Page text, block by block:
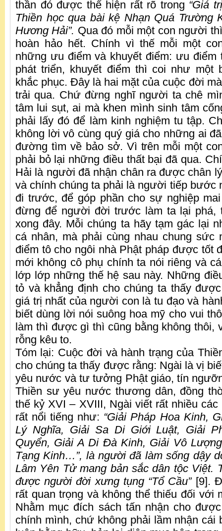
thần đó được thể hiện rất rõ trong “Giá
Thiền học qua bài kệ Nhạn Quá Trường
Hương Hải”. Qua đó mỗi một con người
hoàn hảo hết. Chính vì thế mỗi một
những ưu điểm và khuyết điểm: ưu điểm
phát triển, khuyết điểm thì coi như một
khắc phục. Đây là hai mặt của cuộc đời
trải qua. Chứ đừng nghĩ người ta chê
tâm lui sụt, ai mà khen mình sinh tâm
phải lấy đó để làm kinh nghiệm tu tập.
không lời vô cùng quý giá cho những ai
đường tìm về bảo sở. Vì trên mỗi một
phải bỏ lại những điều thất bại đã qua.
Hải là người đã nhận chân ra được chân
và chính chúng ta phải là người tiếp bước
đi trước, để góp phần cho sự nghiệp
đừng để người đời trước làm ta lại phá,
xong đây. Mỗi chúng ta hãy tạm gác lại
cá nhân, mà phải cùng nhau chung sức
điểm tô cho ngôi nhà Phật pháp được tốt
mới không cô phụ chính ta nói riêng và
lớp lớp những thế hệ sau này. Những
tỏ và khẳng định cho chúng ta thấy
giá trị nhất của người con là tu đạo và
biết dùng lời nói suông hoa mỹ cho vui
làm thì được gì thì cũng bằng không thôi,
rỗng kêu to.
Tóm lại: Cuộc đời và hành trạng của
cho chúng ta thấy được rằng: Ngài là vị
yêu nước và tư tưởng Phật giáo, tín
Thiền sư yêu nước thương dân, đồng
thế kỷ XVI – XVIII, Ngài viết rất nhiều các
rất nổi tiếng như: “Giải Pháp Hoa Kinh,
Lý Nghĩa, Giải Sa Di Giới Luật, Giải
Quyển, Giải A Di Đà Kinh, Giải Vô
Tạng Kinh…”, là người đã làm sống dậy
Lâm Yên Tử mang bản sắc dân tộc Việt.
được người đời xưng tụng “Tổ Cầu”[9].
rất quan trọng và không thể thiếu đối với
Nhằm mục đích sách tấn nhận cho
chính mình, chứ không phải lầm nhận cái